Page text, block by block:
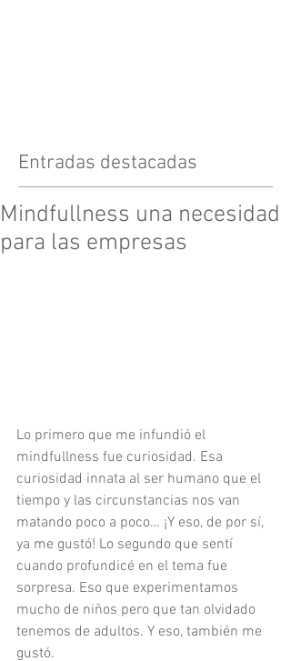
Entradas destacadas
Mindfullness una necesidad
para las empresas
Lo primero que me infundió el
mindfullness fue curiosidad. Esa
curiosidad innata al ser humano que el
tiempo y las circunstancias nos van
matando poco a poco… ¡Y eso, de por sí,
ya me gustó! Lo segundo que sentí
cuando profundicé en el tema fue
sorpresa. Eso que experimentamos
mucho de niños pero que tan olvidado
tenemos de adultos. Y eso, también me
gustó.